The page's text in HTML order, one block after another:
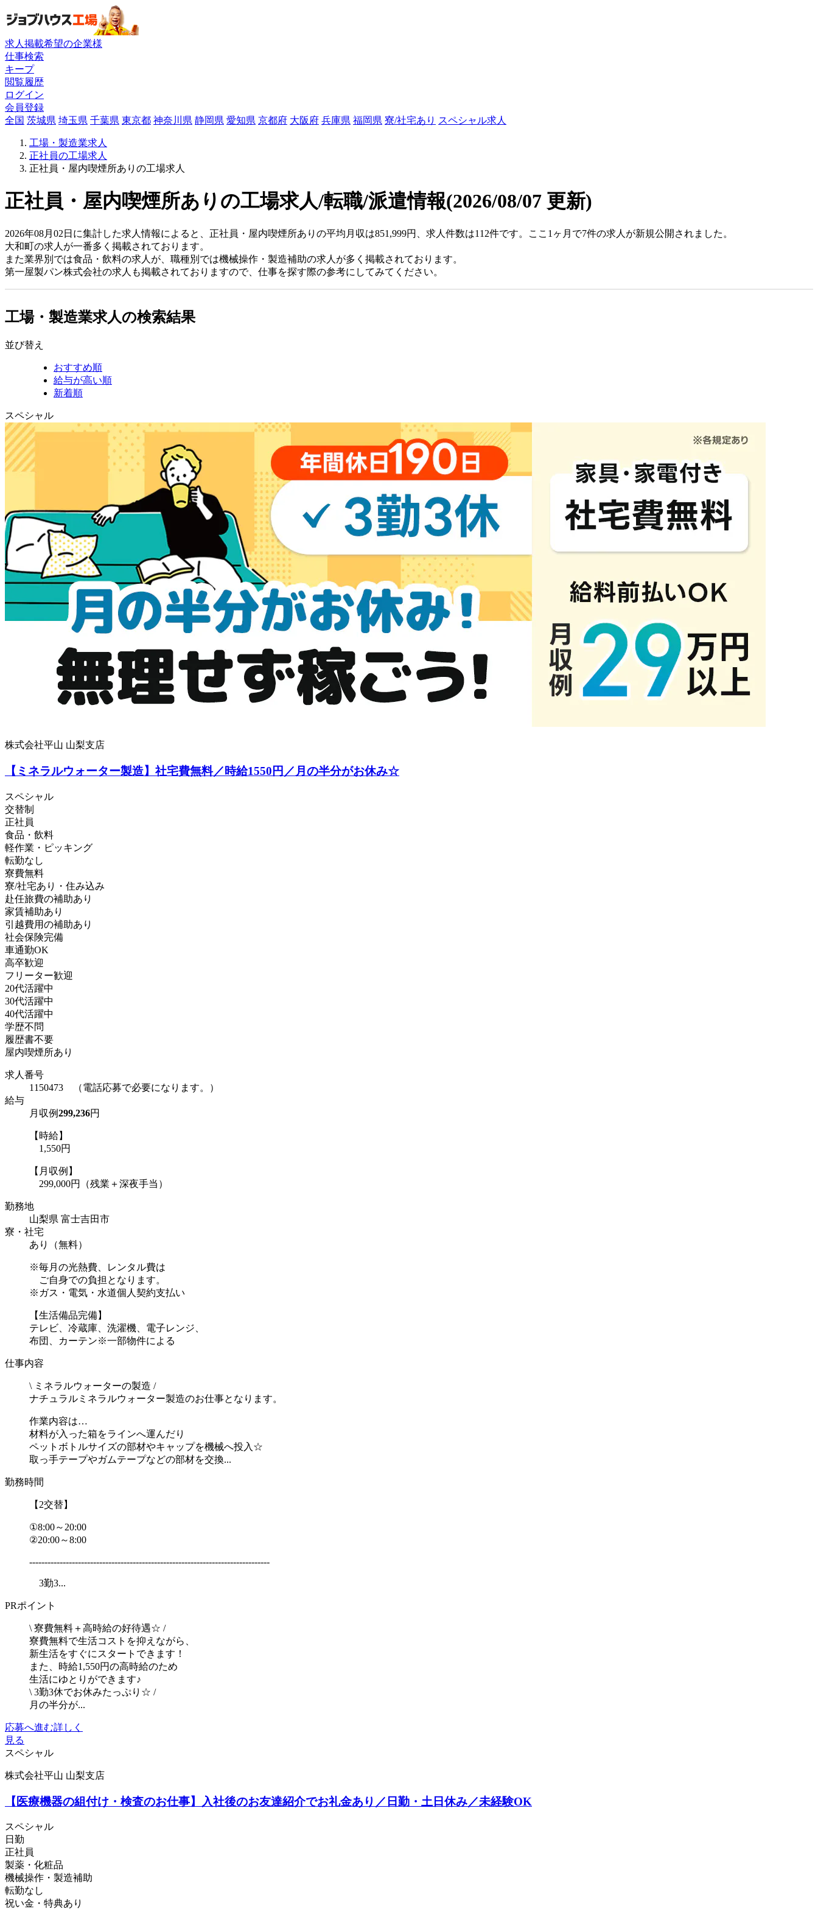
求人掲載希望の企業様
仕事検索
キープ
閲覧履歴
ログイン
会員登録
全国 茨城県 埼玉県 千葉県 東京都 神奈川県 静岡県 愛知県 京都府 大阪府 兵庫県 福岡県 寮/社宅あり スペシャル求人
工場・製造業求人
正社員の工場求人
正社員・屋内喫煙所ありの工場求人
正社員・屋内喫煙所ありの工場求人/転職/派遣情報(2026/08/07 更新)
2026年08月02日に集計した求人情報によると、正社員・屋内喫煙所ありの平均月収は851,999円、求人件数は112件です。ここ1ヶ月で7件の求人が新規公開されました。
大和町の求人が一番多く掲載されております。
また業界別では食品・飲料の求人が、職種別では機械操作・製造補助の求人が多く掲載されております。
第一屋製パン株式会社の求人も掲載されておりますので、仕事を探す際の参考にしてみてください。
工場・製造業求人の検索結果
並び替え
おすすめ順
給与が高い順
新着順
スペシャル
株式会社平山 山梨支店
【ミネラルウォーター製造】社宅費無料／時給1550円／月の半分がお休み☆
スペシャル
交替制
正社員
食品・飲料
軽作業・ピッキング
転勤なし
寮費無料
寮/社宅あり・住み込み
赴任旅費の補助あり
家賃補助あり
引越費用の補助あり
社会保険完備
車通勤OK
高卒歓迎
フリーター歓迎
20代活躍中
30代活躍中
40代活躍中
学歴不問
履歴書不要
屋内喫煙所あり
求人番号
1150473 （電話応募で必要になります。）
給与
月収例299,236円
【時給】
1,550円
【月収例】
299,000円（残業＋深夜手当）
勤務地
山梨県 富士吉田市
寮・社宅
あり（無料）
※毎月の光熱費、レンタル費は
ご自身での負担となります。
※ガス・電気・水道個人契約支払い
【生活備品完備】
テレビ、冷蔵庫、洗濯機、電子レンジ、
布団、カーテン※一部物件による
仕事内容
\ ミネラルウォーターの製造 /
ナチュラルミネラルウォーター製造のお仕事となります。
作業内容は…
材料が入った箱をラインへ運んだり
ペットボトルサイズの部材やキャップを機械へ投入☆
取っ手テープやガムテープなどの部材を交換...
勤務時間
【2交替】
①8:00～20:00
②20:00～8:00
-------------------------------------------------------------------------------
3勤3...
PRポイント
\ 寮費無料＋高時給の好待遇☆ /
寮費無料で生活コストを抑えながら、
新生活をすぐにスタートできます！
また、時給1,550円の高時給のため
生活にゆとりができます♪
\ 3勤3休でお休みたっぷり☆ /
月の半分が...
応募へ進む詳しく
見る
スペシャル
株式会社平山 山梨支店
【医療機器の組付け・検査のお仕事】入社後のお友達紹介でお礼金あり／日勤・土日休み／未経験OK
スペシャル
日勤
正社員
製薬・化粧品
機械操作・製造補助
転勤なし
祝い金・特典あり